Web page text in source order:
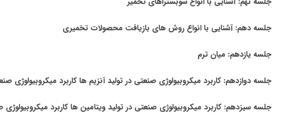
جلسه دهم: آشنایی با انواع روش های بازیافت محصولات تخمیری
جلسه یازدهم: میان ترم
جلسه دوازدهم: کاربرد میکروبیولوژی صنعتی در تولید آنزیم ها کاربرد میکروبیولوژی
جلسه سیزدهم: کاربرد میکروبیولوژی صنعتی در تولید ویتامین ها کاربرد